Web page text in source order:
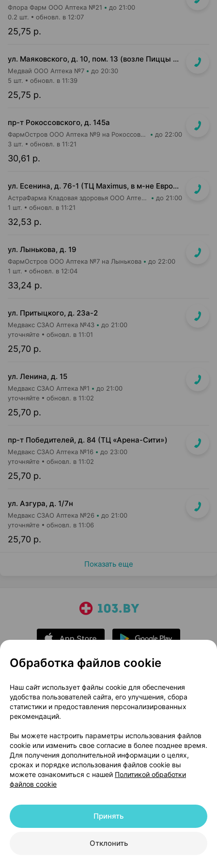
Флора Фарм ООО Аптека №21 до 21:00
25,75 р.
0.2 шт. обновл. в 12:07
ул. Маяковского, д. 10, пом. 13 (возле Пиццы Мании)
Медвай ООО Аптека №7 до 20:30
25,75 р.
5 шт. обновл. в 11:39
пр-т Рокоссовского, д. 145а
ФармОстров ООО Аптека №9 на Рокоссовского до 22:00
30,61 р.
3 шт. обновл. в 11:21
ул. Есенина, д. 76-1 (ТЦ Maximus, в м-не Евроопт Super)
АстраФарма Кладовая здоровья ООО Аптека №9 до 21:00
32,53 р.
1 шт. обновл. в 11:21
ул. Лынькова, д. 19
ФармОстров ООО Аптека №7 на Лынькова до 22:00
33,24 р.
1 шт. обновл. в 12:04
ул. Притыцкого, д. 23а-2
Медвакс СЗАО Аптека №43 до 21:00
25,70 р.
уточняйте обновл. в 11:01
ул. Ленина, д. 15
Медвакс СЗАО Аптека №1 до 21:00
25,70 р.
уточняйте обновл. в 11:02
пр-т Победителей, д. 84 (ТЦ «Арена-Сити»)
Медвакс СЗАО Аптека №16 до 23:00
25,70 р.
уточняйте обновл. в 11:02
ул. Азгура, д. 1/7н
Медвакс СЗАО Аптека №26 до 21:00
25,70 р.
уточняйте обновл. в 11:06
Показать еще
О проекте
Новости проекта
Размещение рекламы
Медицинский маркетинг
Публичный договор
Доставка
Способы оплаты
Вакансии
Партнеры
Написать руководителю 103.by
Написать в поддержку
Персональные настройки Cookie
© 2026 ООО «Артокс Лаб», УНП 191700409 | 220012, Республика Беларусь,
+375 291212755
Обработка файлов cookie
Наш сайт использует файлы cookie для обеспечения
удобства пользователей сайта, его улучшения, сбора
статистики и предоставления персонализированных
рекомендаций.
Вы можете настроить параметры использования файлов
cookie или изменить свое согласие в более позднее время.
Для получения дополнительной информации о целях,
сроках и порядке использования файлов cookie вы
можете ознакомиться с нашей Политикой обработки
файлов cookie
Отклонить
Принять